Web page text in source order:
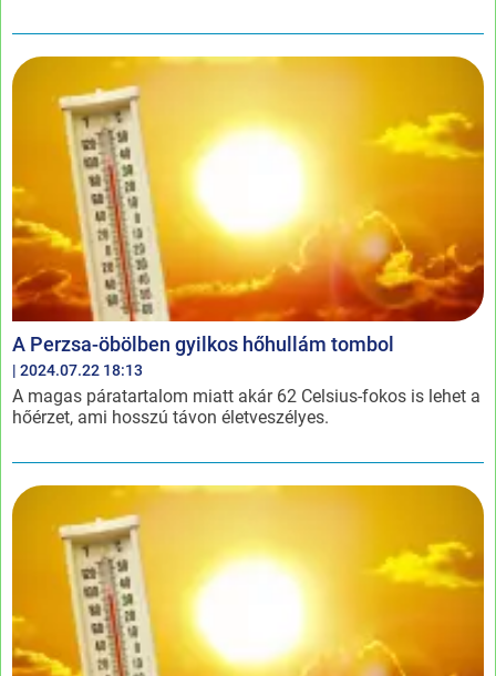
A Perzsa-öbölben gyilkos hőhullám tombol
| 2024.07.22 18:13
A magas páratartalom miatt akár 62 Celsius-fokos is lehet a
hőérzet, ami hosszú távon életveszélyes.